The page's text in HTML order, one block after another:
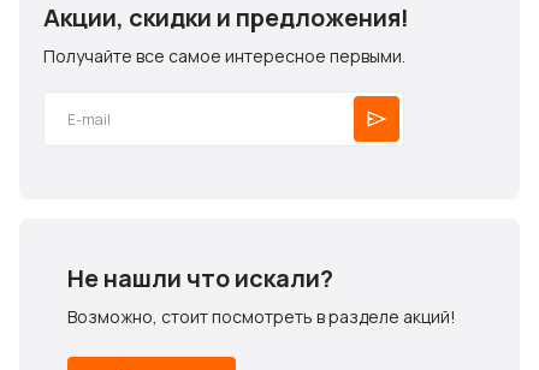
Акции, скидки и предложения!
Получайте все самое интересное первыми.
Не нашли что искали?
Возможно, стоит посмотреть в разделе акций!